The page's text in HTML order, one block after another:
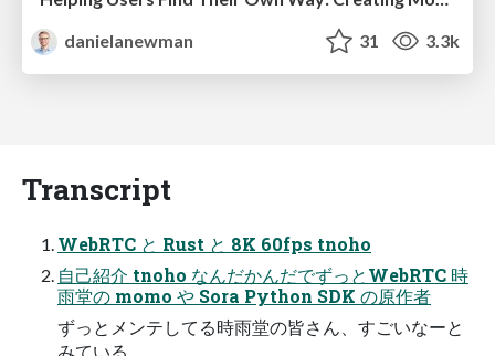
danielanewman
31 3.3k
Transcript
WebRTC と Rust と 8K 60fps tnoho
自己紹介 tnoho なんだかんだでずっとWebRTC 時
雨堂の momo や Sora Python SDK の原作者
ずっとメンテしてる時雨堂の皆さん、すごいなーと
みている